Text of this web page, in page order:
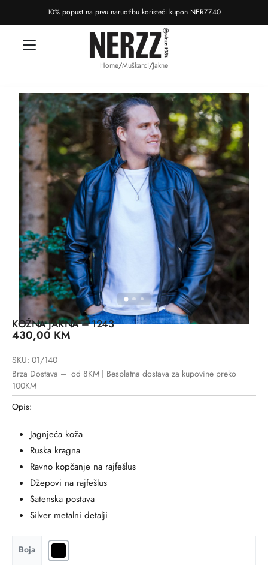
10% popust na prvu narudžbu koristeći kupon NERZZ40
Home/Muškarci/Jakne
KOŽNA JAKNA – 1243
430,00 KM
SKU: 01/140
Brza Dostava – od 8KM | Besplatna dostava za kupovine preko
100KM
Opis:
Jagnjeća koža
Ruska kragna
Ravno kopčanje na rajfešlus
Džepovi na rajfešlus
Satenska postava
Silver metalni detalji
Boja